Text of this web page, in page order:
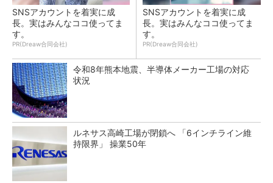
SNSアカウントを着実に成
長。実はみんなココ使ってま
す。
PR(Dreaw合同会社)
SNSアカウントを着実に成
長。実はみんなココ使ってま
す。
PR(Dreaw合同会社)
令和8年熊本地震、半導体メーカー工場の対応
状況
ルネサス高崎工場が閉鎖へ 「6インチライン維
持限界」 操業50年